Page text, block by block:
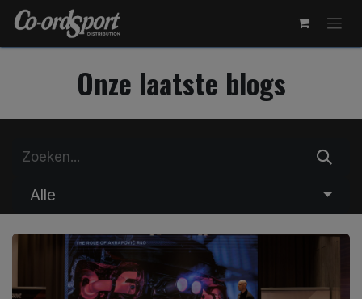
Overslaan naar inhoud
Onze laatste blogs
Alle